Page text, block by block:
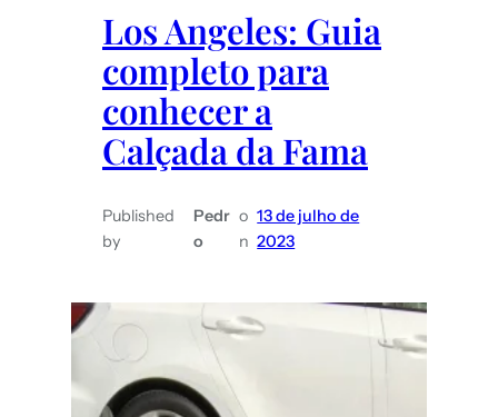
Los Angeles: Guia
completo para
conhecer a
Calçada da Fama
Published
by
Pedr
o
o
n
13 de julho de
2023